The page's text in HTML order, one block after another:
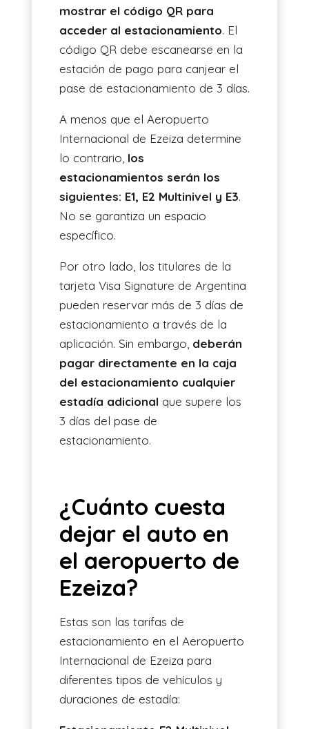
mostrar el código QR para
acceder al estacionamiento. El
código QR debe escanearse en la
estación de pago para canjear el
pase de estacionamiento de 3 días.
A menos que el Aeropuerto
Internacional de Ezeiza determine
lo contrario, los
estacionamientos serán los
siguientes: E1, E2 Multinivel y E3.
No se garantiza un espacio
específico.
Por otro lado, los titulares de la
tarjeta Visa Signature de Argentina
pueden reservar más de 3 días de
estacionamiento a través de la
aplicación. Sin embargo, deberán
pagar directamente en la caja
del estacionamiento cualquier
estadía adicional que supere los
3 días del pase de
estacionamiento.
¿Cuánto cuesta
dejar el auto en
el aeropuerto de
Ezeiza?
Estas son las tarifas de
estacionamiento en el Aeropuerto
Internacional de Ezeiza para
diferentes tipos de vehículos y
duraciones de estadía: